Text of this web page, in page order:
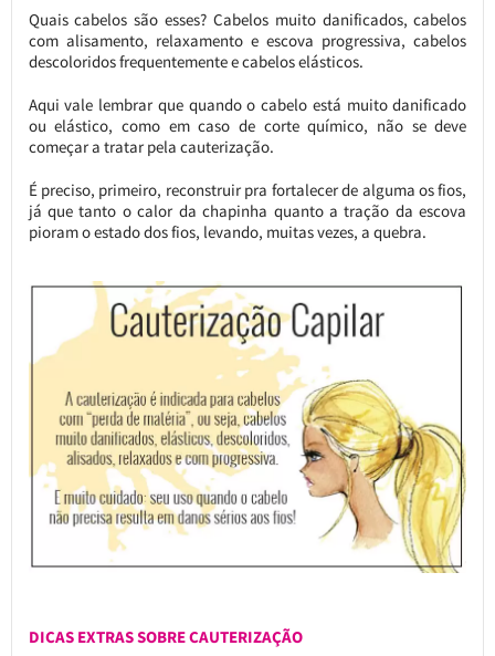
Quais cabelos são esses? Cabelos muito danificados, cabelos
com alisamento, relaxamento e escova progressiva, cabelos
descoloridos frequentemente e cabelos elásticos.
Aqui vale lembrar que quando o cabelo está muito danificado
ou elástico, como em caso de corte químico, não se deve
começar a tratar pela cauterização.
É preciso, primeiro, reconstruir pra fortalecer de alguma os fios,
já que tanto o calor da chapinha quanto a tração da escova
pioram o estado dos fios, levando, muitas vezes, a quebra.
DICAS EXTRAS SOBRE CAUTERIZAÇÃO